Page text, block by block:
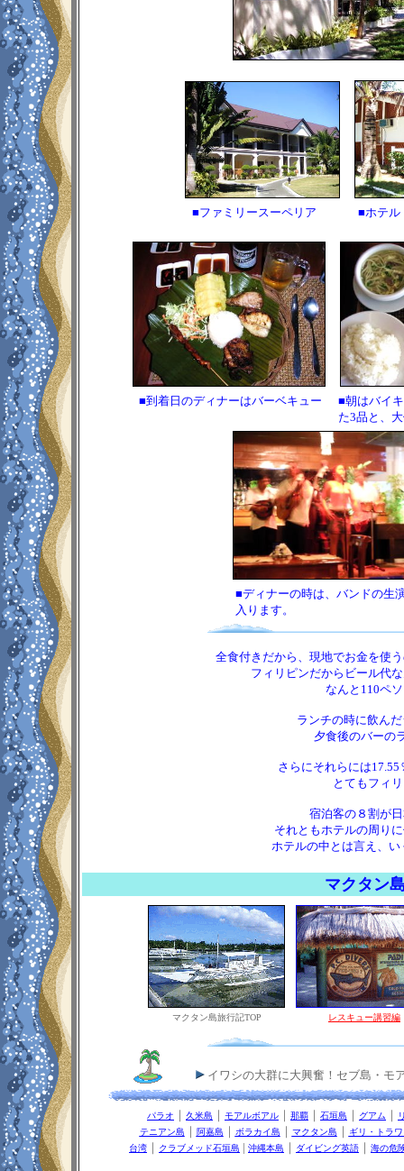
■ファミリースーペリア ■ホテル
■到着日のディナーはバーベキュー
■朝はバイ
た3品と、
■ディナーの時は、バンドの生
入ります。
全食付きだから、現地でお金を使
フィリピンだからビール代
なんと110ペ
ランチの時に飲ん
夕食後のバーの
さらにそれらには
とてもフィ
宿泊客の８割が
それともホテルの周り
ホテルの中とは言え、
マクタン
マクタン島旅行記TOP レスキュー講習編
イワシの大群に大興奮！セブ島・モ
パラオ ｜ 久米島 ｜ モアルボアル ｜ 那覇 ｜ 石垣島 ｜ グアム ｜
テニアン島
｜ 阿嘉島 ｜ ボラカイ島 ｜ マクタン島 ｜
ギリ・トラ
台湾 ｜ クラブメッド石垣島 | 沖縄本島 ｜ ダイビング英語 ｜ 海の危